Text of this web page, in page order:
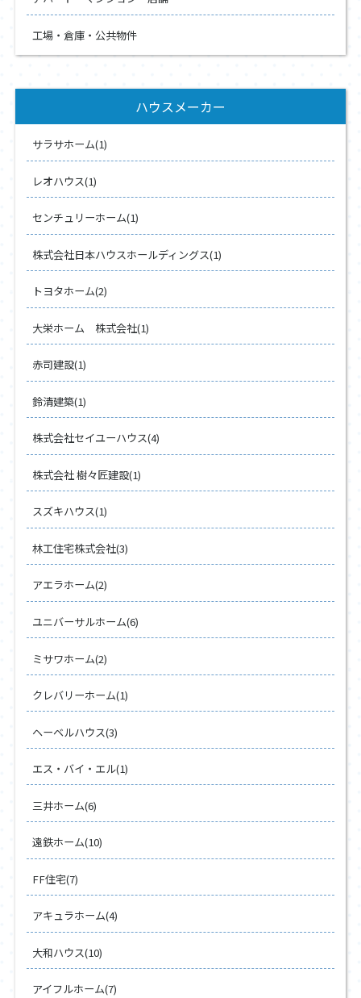
工場・倉庫・公共物件
ハウスメーカー
サラサホーム(1)
レオハウス(1)
センチュリーホーム(1)
株式会社日本ハウスホールディングス(1)
トヨタホーム(2)
大栄ホーム 株式会社(1)
赤司建設(1)
鈴清建築(1)
株式会社セイユーハウス(4)
株式会社 樹々匠建設(1)
スズキハウス(1)
林工住宅株式会社(3)
アエラホーム(2)
ユニバーサルホーム(6)
ミサワホーム(2)
クレバリーホーム(1)
ヘーベルハウス(3)
エス・バイ・エル(1)
三井ホーム(6)
遠鉄ホーム(10)
FF住宅(7)
アキュラホーム(4)
大和ハウス(10)
アイフルホーム(7)